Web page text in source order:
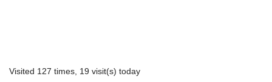
Visited 127 times, 19 visit(s) today